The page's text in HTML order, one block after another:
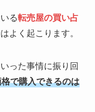
る転売屋の買い占
よく起こります。
った事情に振り回
で購入できるのは